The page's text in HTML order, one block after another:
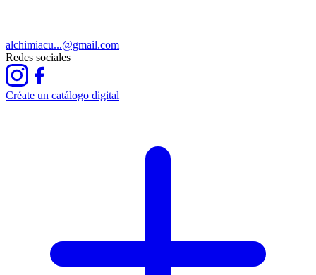
alchimiacu...@gmail.com
Redes sociales
Créate un catálogo digital